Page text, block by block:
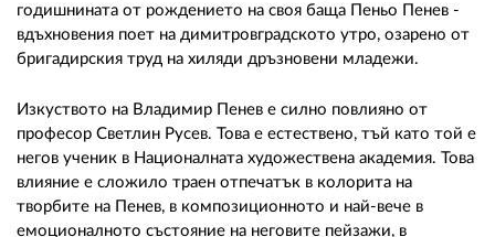
годишнината от рождението на своя баща Пеньо Пенев -
вдъхновения поет на димитровградското утро, озарено от
бригадирския труд на хиляди дръзновени младежи.
Изкуството на Владимир Пенев е силно повлияно от
професор Светлин Русев. Това е естествено, тъй като той е
негов ученик в Националната художествена академия. Това
влияние е сложило траен отпечатък в колорита на
творбите на Пенев, в композиционното и най-вече в
емоционалното състояние на неговите пейзажи, в
АБОНАМЕНТ
УСЛОВИЯ ЗА ПОЛЗВАНЕ
ПОЛИТИКА ЗА БИСКВИТКИТЕ
ПОВЕРИТЕЛНОСТ